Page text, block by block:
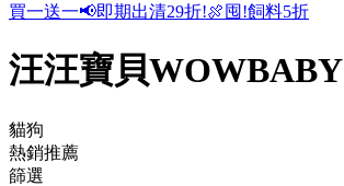
買一送一📢即期出清29折!🍖囤!飼料5折
汪汪寶貝WOWBABY
貓狗
熱銷推薦
篩選